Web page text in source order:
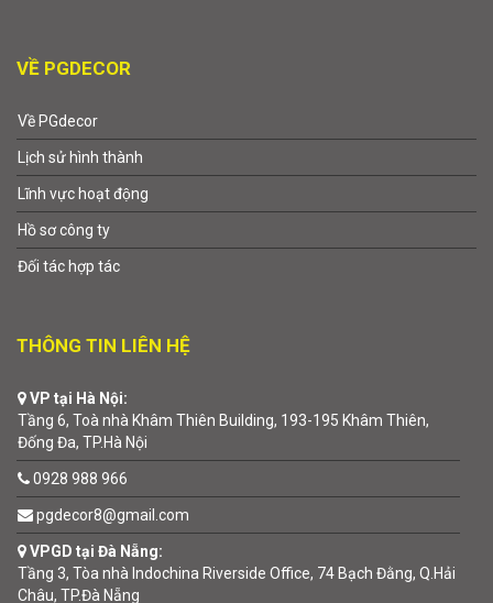
VỀ PGDECOR
Về PGdecor
Lịch sử hình thành
Lĩnh vực hoạt động
Hồ sơ công ty
Đối tác hợp tác
THÔNG TIN LIÊN HỆ
VP tại Hà Nội:
Tầng 6, Toà nhà Khâm Thiên Building, 193-195 Khâm Thiên,
Đống Đa, TP.Hà Nội
0928 988 966
pgdecor8@gmail.com
VPGD tại Đà Nẵng:
Tầng 3, Tòa nhà Indochina Riverside Office, 74 Bạch Đằng, Q.Hải
Châu, TP.Đà Nẵng